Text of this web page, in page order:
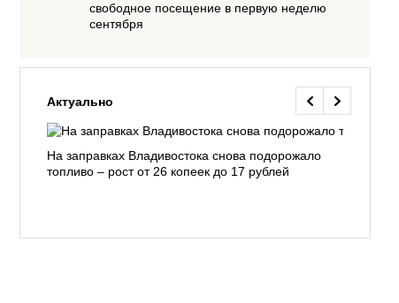
свободное посещение в первую неделю
сентября
Актуально
На заправках Владивостока снова подорожало
топливо – рост от 26 копеек до 17 рублей